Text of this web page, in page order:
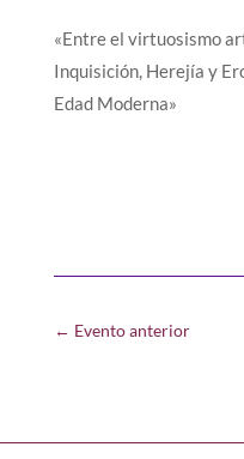
«Entre el virtuosismo
Inquisición, Herejía y
Edad Moderna»
← Evento anterior